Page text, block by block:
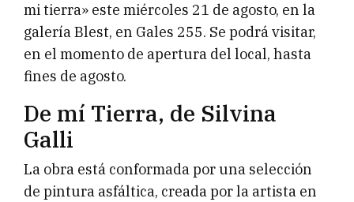
mi tierra» este miércoles 21 de agosto, en la
galería Blest, en Gales 255. Se podrá visitar,
en el momento de apertura del local, hasta
fines de agosto.
De mí Tierra, de Silvina
Galli
La obra está conformada por una selección
de pintura asfáltica, creada por la artista en